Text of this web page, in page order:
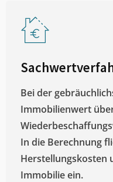
Bei der
Immobilienwert
In die Berechnung
Herstellungskosten
Immobilie ein.